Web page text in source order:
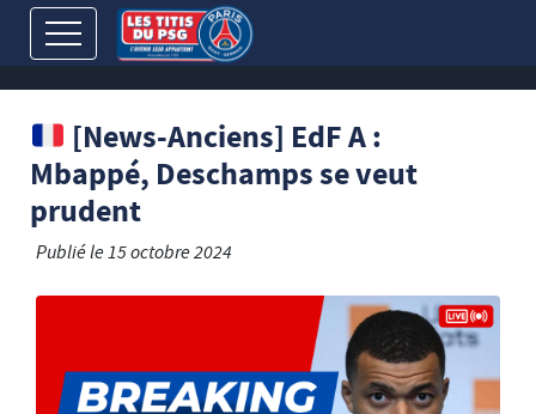
[News-Anciens] EdF A :
Mbappé, Deschamps se veut
prudent
Publié le15 octobre 2024